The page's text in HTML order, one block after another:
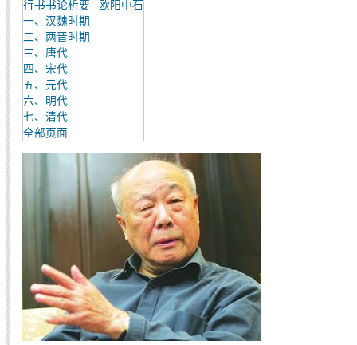
行书书论析要 - 欧阳中石
一、汉魏时期
二、两晋时期
三、唐代
四、宋代
五、元代
六、明代
七、清代
全部页面